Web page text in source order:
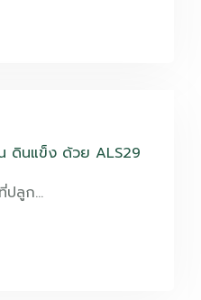
ดินแข็ง ด้วย ALS29
ปลูก…